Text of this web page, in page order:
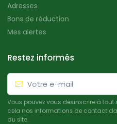
Adresses
Bons de réduction
Mes alertes
Restez informés
Vous pouvez vous désinscrire à tout
cela nos informations de contact
du site.